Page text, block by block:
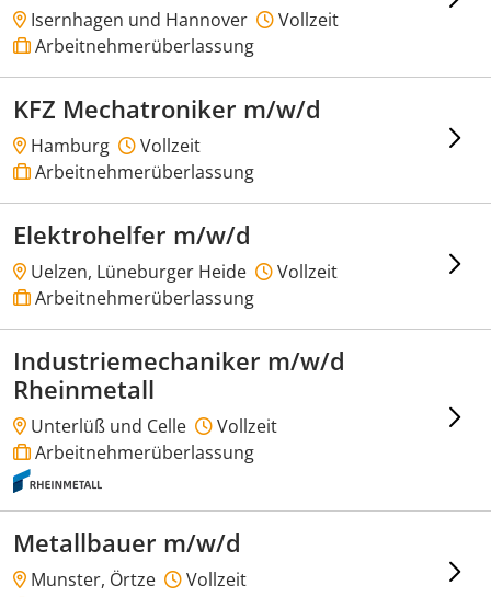
Isernhagen und Hannover
Vollzeit
Arbeitnehmerüberlassung
KFZ Mechatroniker m/w/d
Hamburg
Vollzeit
Arbeitnehmerüberlassung
Elektrohelfer m/w/d
Uelzen, Lüneburger Heide
Vollzeit
Arbeitnehmerüberlassung
Industriemechaniker m/w/d
Rheinmetall
Unterlüß und Celle
Vollzeit
Arbeitnehmerüberlassung
Metallbauer m/w/d
Munster, Örtze
Vollzeit